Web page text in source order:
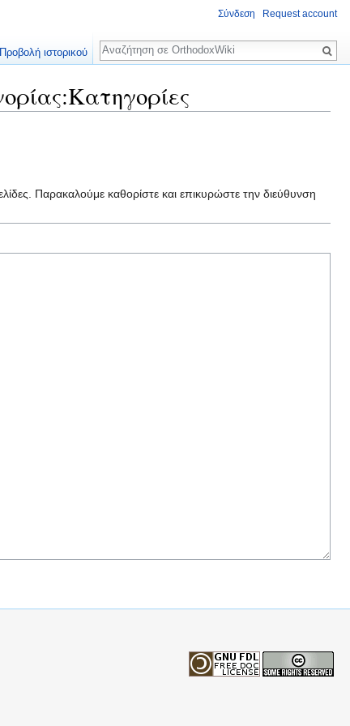
Παρακαλούμε καθορίστε και επικυρώστε την διεύθυνση
Σύνδεση Request account
Προβολή ιστορικού
Αναζήτηση